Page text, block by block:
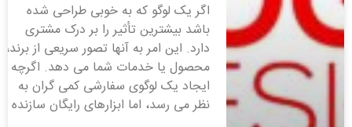
اگر یک لوگو که به خوبی طراحی شده
باشد بیشترین تأثیر را بر درک مشتری
دارد. این امر به آنها تصور سریعی از برند،
محصول یا خدمات شما می دهد. اگرچه
ایجاد یک لوگوی سفارشی کمی گران به
نظر می رسد، اما ابزارهای رایگان سازنده